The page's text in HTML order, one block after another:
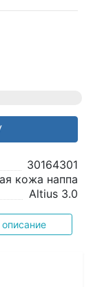
30164301
кожа наппа
Altius 3.0